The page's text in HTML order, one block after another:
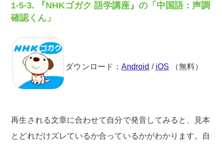
1-5-3. 『NHKゴガク 語学講座』の「中国語：声調
確認くん」
ダウンロード： Android / iOS （無料）
再生される文章に合わせて自分で発音してみると、見本
とどれだけズレているか合っているかがわかります。自